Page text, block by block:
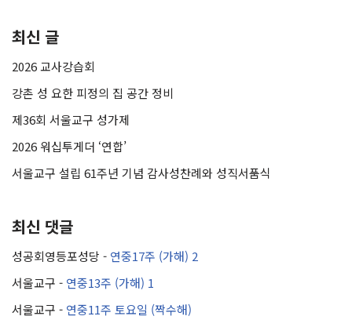
최신 글
2026 교사강습회
강촌 성 요한 피정의 집 공간 정비
제36회 서울교구 성가제
2026 워십투게더 ‘연합’
서울교구 설립 61주년 기념 감사성찬례와 성직서품식
최신 댓글
성공회영등포성당 - 연중17주 (가해) 2
서울교구 - 연중13주 (가해) 1
서울교구 - 연중11주 토요일 (짝수해)